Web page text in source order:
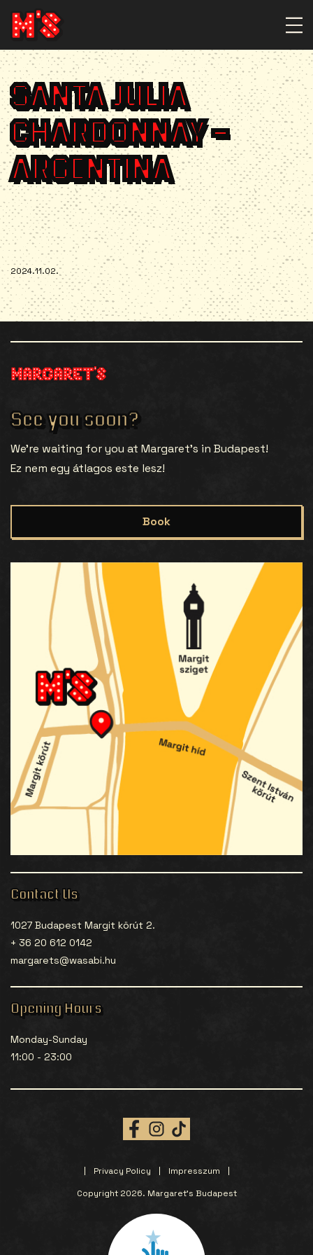
SANTA JULIA
CHARDONNAY –
ARGENTINA
2024.11.02.
See you soon?
We’re waiting for you at Margaret’s in Budapest!
Ez nem egy átlagos este lesz!
Book
Contact Us
1027 Budapest Margit körút 2.
+ 36 20 612 0142
margarets@wasabi.hu
Opening Hours
Monday-Sunday
11:00 - 23:00
Privacy Policy
Impresszum
Copyright 2026. Margaret’s Budapest